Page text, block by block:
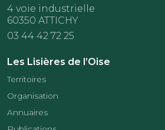
4 voie industrielle
60350 ATTICHY
03 44 42 72 25
Les Lisières de l’Oise
Territoires
Organisation
Annuaires